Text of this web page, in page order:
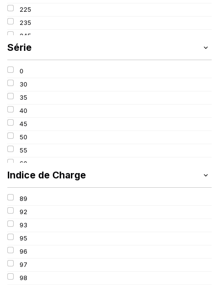
225
235
245
255
265
275
285
295
305
315
325
Série
0
30
35
40
45
50
55
60
65
70
75
80
85
100
Indice de Charge
89
92
93
95
96
97
98